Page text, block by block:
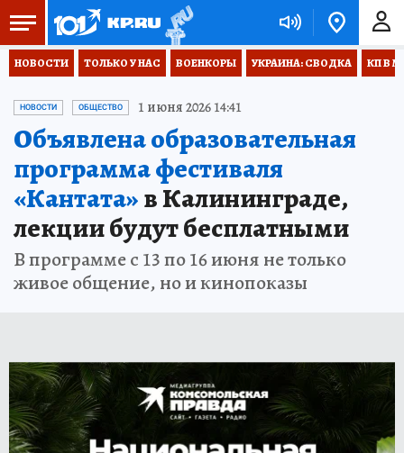
НОВОСТИ ТОЛЬКО У НАС ВОЕНКОРЫ УКРАИНА: СВОДКА КП В
НОВОСТИ ОБЩЕСТВО 1 июня 2026 14:41
Объявлена образовательная
программа фестиваля
«Кантата»в Калининграде,
лекции будут бесплатными
В программе с 13 по 16 июня не только
живое общение, но и кинопоказы